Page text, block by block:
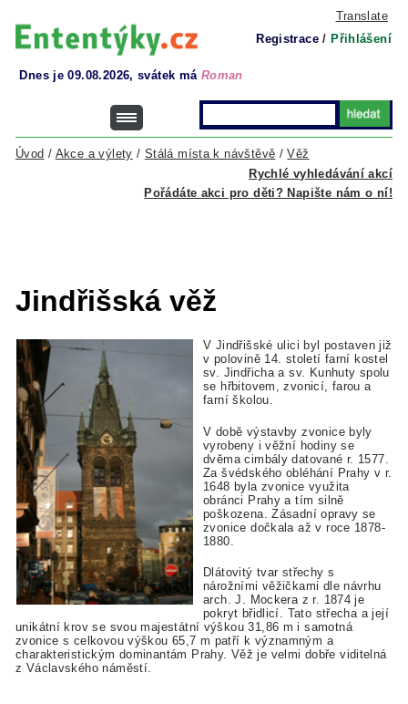
Translate
Registrace / Přihlášení
Dnes je 09.08.2026, svátek má Roman
Rychlé vyhledávání akcí
Úvod / Akce a výlety / Stálá místa k návštěvě /Věž
Pořádáte akci pro děti? Napište nám o ní!
Jindřišská věž
V Jindřišské ulici byl postaven již
v polovině 14. století farní kostel
sv. Jindřicha a sv. Kunhuty spolu
se hřbitovem, zvonicí, farou a
farní školou.
V době výstavby zvonice byly
vyrobeny i věžní hodiny se
dvěma cimbály datované r. 1577.
Za švédského obléhání Prahy v r.
1648 byla zvonice využita
obránci Prahy a tím silně
poškozena. Zásadní opravy se
zvonice dočkala až v roce 1878-
1880.
Dlátovitý tvar střechy s
nárožními věžičkami dle návrhu
arch. J. Mockera z r. 1874 je
pokryt břidlicí. Tato střecha a její
unikátní krov se svou majestátní výškou 31,86 m i samotná
zvonice s celkovou výškou 65,7 m patří k významným a
charakteristickým dominantám Prahy. Věž je velmi dobře viditelná
z Václavského náměstí.